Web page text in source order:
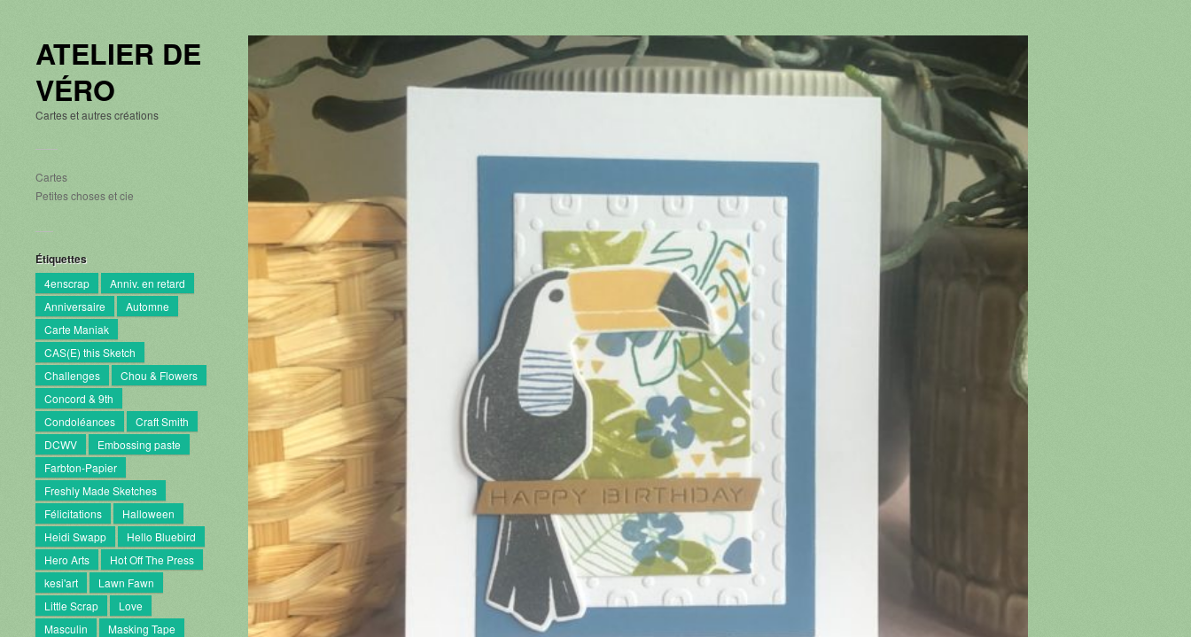
ATELIER DE
VÉRO
Cartes et autres créations
Cartes
Petites choses et cie
Étiquettes
4enscrap
Anniv. en retard
Anniversaire
Automne
Carte Maniak
CAS(E) this Sketch
Challenges
Chou & Flowers
Concord & 9th
Condoléances
Craft Smith
DCWV
Embossing paste
Farbton-Papier
Freshly Made Sketches
Félicitations
Halloween
Heidi Swapp
Hello Bluebird
Hero Arts
Hot Off The Press
kesi'art
Lawn Fawn
Little Scrap
Love
Masculin
Masking Tape